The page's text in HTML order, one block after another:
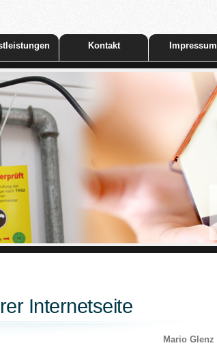
Kontakt Impressum
Internetseite
Mario Glenz